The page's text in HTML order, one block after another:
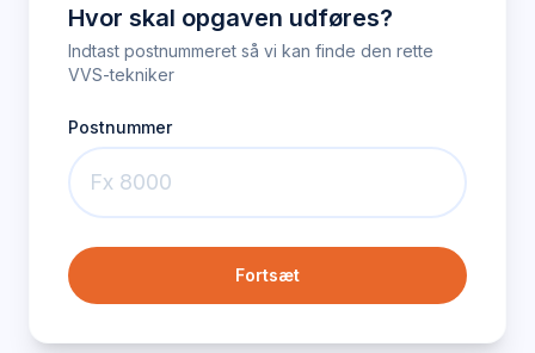
Hvor skal opgaven udføres?
Indtast postnummeret så vi kan finde den rette
VVS-tekniker
Postnummer
Fortsæt